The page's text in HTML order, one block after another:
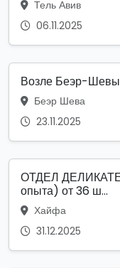
Тель Авив
06.11.2025
Возле Беэр-Шевы
Беэр Шева
23.11.2025
ОТДЕЛ
опыта) от 36 ш...
Хайфа
31.12.2025